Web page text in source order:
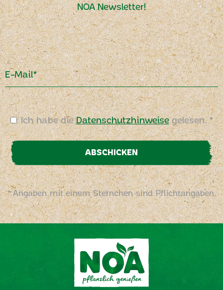
NOA Newsletter!
E-Mail*
Ich habe dieDatenschutzhinweisegelesen. *
ABSCHICKEN
* Angaben mit einem Sternchen sind Pflichtangaben.